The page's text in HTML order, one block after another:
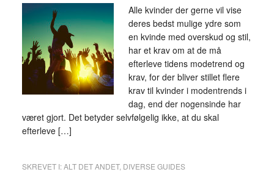
Alle kvinder der gerne vil vise
deres bedst mulige ydre som
en kvinde med overskud og stil,
har et krav om at de må
efterleve tidens modetrend og
krav, for der bliver stillet flere
krav til kvinder i modentrends i
dag, end der nogensinde har
været gjort. Det betyder selvfølgelig ikke, at du skal
efterleve […]
SKREVET I:ALT DET ANDET, DIVERSE GUIDES